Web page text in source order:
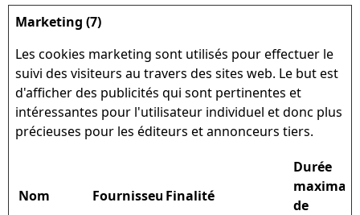
Marketing (7)
Les cookies marketing sont utilisés pour effectuer le
suivi des visiteurs au travers des sites web. Le but est
d'afficher des publicités qui sont pertinentes et
intéressantes pour l'utilisateur individuel et donc plus
précieuses pour les éditeurs et annonceurs tiers.
Nom FournisseurFinalité
Durée
maximale
de